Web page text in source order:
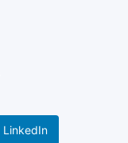
LinkedIn